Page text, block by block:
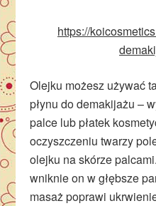
https://
Olejku możesz używać
płynu do demakijażu –
palce lub płatek
oczyszczeniu twarzy
olejku na skórze
wniknie on w głębsze
masaż poprawi